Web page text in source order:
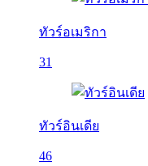
ทัวร์อเมริกา
31
ทัวร์อินเดีย
46